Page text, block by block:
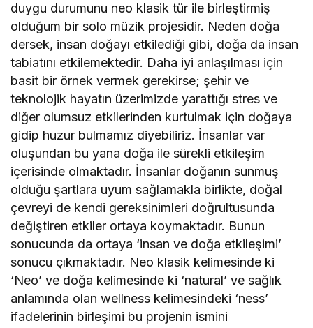
duygu durumunu neo klasik tür ile birleştirmiş
olduğum bir solo müzik projesidir. Neden doğa
dersek, insan doğayı etkilediği gibi, doğa da insan
tabiatını etkilemektedir. Daha iyi anlaşılması için
basit bir örnek vermek gerekirse; şehir ve
teknolojik hayatın üzerimizde yarattığı stres ve
diğer olumsuz etkilerinden kurtulmak için doğaya
gidip huzur bulmamız diyebiliriz. İnsanlar var
oluşundan bu yana doğa ile sürekli etkileşim
içerisinde olmaktadır. İnsanlar doğanın sunmuş
olduğu şartlara uyum sağlamakla birlikte, doğal
çevreyi de kendi gereksinimleri doğrultusunda
değiştiren etkiler ortaya koymaktadır. Bunun
sonucunda da ortaya ‘insan ve doğa etkileşimi’
sonucu çıkmaktadır. Neo klasik kelimesinde ki
‘Neo’ ve doğa kelimesinde ki ‘natural’ ve sağlık
anlamında olan wellness kelimesindeki ‘ness’
ifadelerinin birleşimi bu projenin ismini